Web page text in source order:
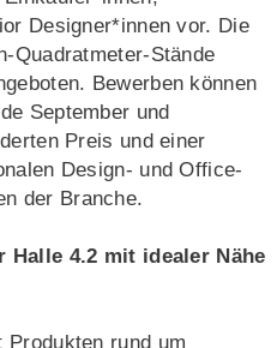
Designer*innen vor. Die
Quadratmeter-Stände
Bewerben können
September und
Preis und einer
Design- und Office-
der Branche.
Halle 4.2 mit idealer Nähe
rund um